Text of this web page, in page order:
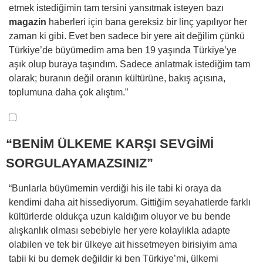
etmek istediğimin tam tersini yansıtmak isteyen bazı
magazin haberleri için bana gereksiz bir linç yapılıyor her
zaman ki gibi. Evet ben sadece bir yere ait değilim çünkü
Türkiye’de büyümedim ama ben 19 yaşında Türkiye’ye
aşık olup buraya taşındım. Sadece anlatmak istediğim tam
olarak; buranın değil oranın kültürüne, bakış açısına,
toplumuna daha çok alıştım.”
“BENİM ÜLKEME KARŞI SEVGİMİ
SORGULAYAMAZSINIZ”
“Bunlarla büyümemin verdiği his ile tabi ki oraya da
kendimi daha ait hissediyorum. Gittiğim seyahatlerde farklı
kültürlerde oldukça uzun kaldığım oluyor ve bu bende
alışkanlık olması sebebiyle her yere kolaylıkla adapte
olabilen ve tek bir ülkeye ait hissetmeyen birisiyim ama
tabii ki bu demek değildir ki ben Türkiye’mi, ülkemi